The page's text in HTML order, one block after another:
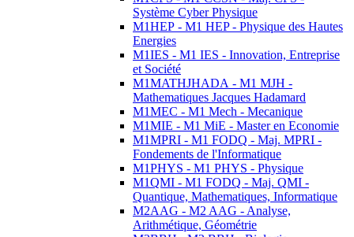
Système Cyber Physique
M1HEP - M1 HEP - Physique des Hautes
Energies
M1IES - M1 IES - Innovation, Entreprise
et Société
M1MATHJHADA - M1 MJH -
Mathematiques Jacques Hadamard
M1MEC - M1 Mech - Mecanique
M1MIE - M1 MiE - Master en Economie
M1MPRI - M1 FODQ - Maj. MPRI -
Fondements de l'Informatique
M1PHYS - M1 PHYS - Physique
M1QMI - M1 FODQ - Maj. QMI -
Quantique, Mathematiques, Informatique
M2AAG - M2 AAG - Analyse,
Arithmétique, Géométrie